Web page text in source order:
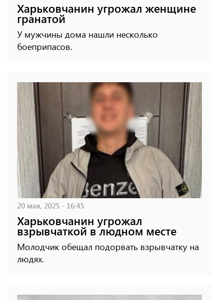
Харьковчанин угрожал женщине
гранатой
У мужчины дома нашли несколько
боеприпасов.
20 мая, 2025 - 16:45
Харьковчанин угрожал
взрывчаткой в ​​людном месте
Молодчик обещал подорвать взрывчатку на
людях.